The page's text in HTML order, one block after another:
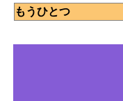
もうひとつ